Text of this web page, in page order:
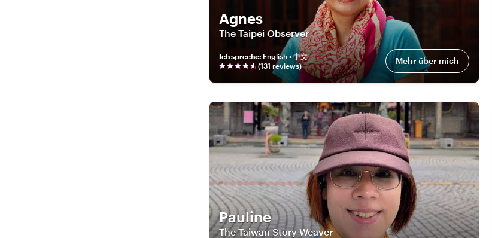
Agnes
The Taipei Observer
Ich spreche: English • 中文
(131 reviews) Mehr über mich
Pauline
The Taiwan Story Weaver